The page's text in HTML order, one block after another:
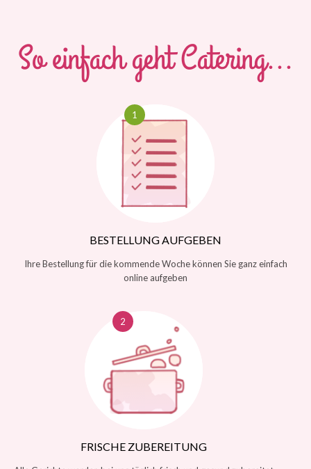
So einfach geht Catering...
BESTELLUNG AUFGEBEN
Ihre Bestellung für die kommende Woche können Sie ganz einfach
online aufgeben
FRISCHE ZUBEREITUNG